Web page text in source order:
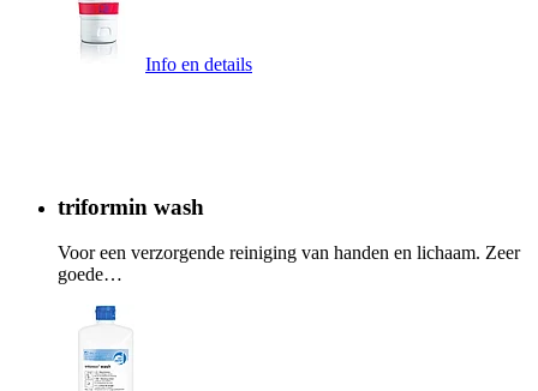
Info en details
triformin wash
Voor een verzorgende reiniging van handen en lichaam. Zeer
goede…